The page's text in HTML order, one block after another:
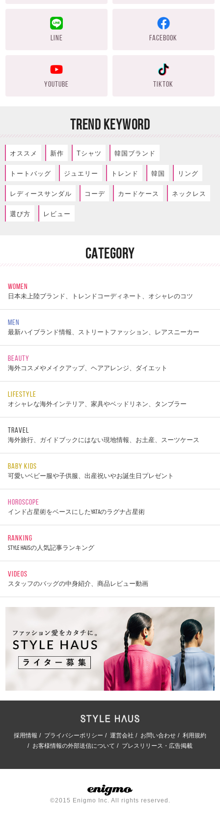
LINE FACEBOOK
YOUTUBE TIKTOK
TREND KEYWORD
オススメ 新作 Tシャツ 韓国ブランド
トートバッグ ジュエリー トレンド 韓国 リング
レディースサンダル コーデ カードケース ネックレス
選び方 レビュー
CATEGORY
WOMEN
日本未上陸ブランド、トレンドコーディネート、オシャレのコツ
MEN
最新ハイブランド情報、ストリートファッション、レアスニーカー
BEAUTY
海外コスメやメイクアップ、ヘアアレンジ、ダイエット
LIFESTYLE
オシャレな海外インテリア、家具やベッドリネン、タンブラー
TRAVEL
海外旅行、ガイドブックにはない現地情報、お土産、スーツケース
BABY KIDS
可愛いベビー服や子供服、出産祝いやお誕生日プレゼント
HOROSCOPE
インド占星術をベースにしたYATAのラグナ占星術
RANKING
STYLE HAUSの人気記事ランキング
VIDEOS
スタッフのバッグの中身紹介、商品レビュー動画
採用情報 プライバシーポリシー 運営会社 お問い合わせ
利用規約
お客様情報の外部送信について
プレスリリース・広告掲載
©2015 Enigmo Inc. All rights reserved.